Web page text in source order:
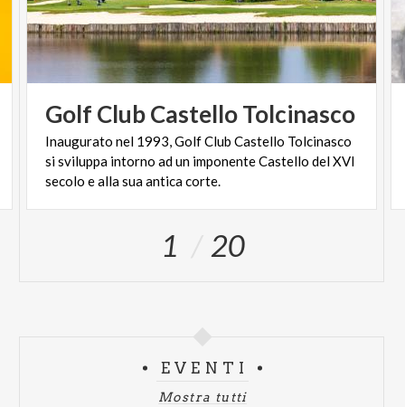
Golf ClubCastelloTolcinasco
Inaugurato nel 1993, Golf Club Castello Tolcinasco
si sviluppa intorno ad un imponente Castello del XVI
secolo e alla sua antica corte.
1 20
EVENTI
Mostra tutti